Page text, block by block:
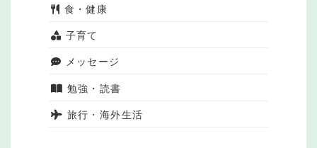
食・健康
子育て
メッセージ
勉強・読書
旅行・海外生活